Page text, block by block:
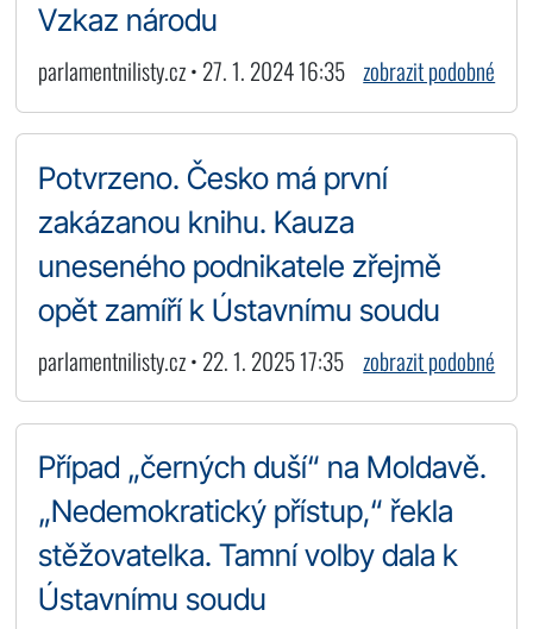
Vzkaz národu
parlamentnilisty.cz • 27. 1. 2024 16:35 zobrazit podobné
Potvrzeno. Česko má první
zakázanou knihu. Kauza
uneseného podnikatele zřejmě
opět zamíří k Ústavnímu soudu
parlamentnilisty.cz • 22. 1. 2025 17:35 zobrazit podobné
Případ „černých duší“ na Moldavě.
„Nedemokratický přístup,“ řekla
stěžovatelka. Tamní volby dala k
Ústavnímu soudu